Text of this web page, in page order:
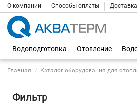
О компании Способы оплаты
Водоподготовка
Отопление
Главная Каталог оборудования для
Фильтр